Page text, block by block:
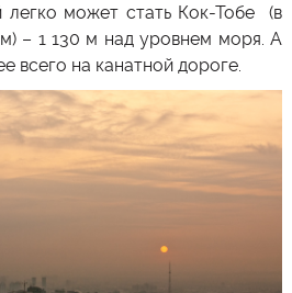
может стать Кок-Тобе
(в
– 1 130 м над уровнем моря . А
всего на канатной дороге.